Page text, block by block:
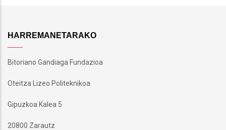
HARREMANETARAKO
Bitoriano Gandiaga Fundazioa
Oteitza Lizeo Politeknikoa
Gipuzkoa Kalea 5
20800 Zarautz